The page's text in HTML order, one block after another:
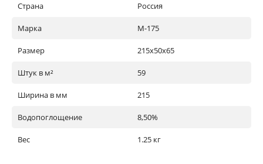
Страна Россия
Марка М-175
Размер 215х50х65
Штук в м² 59
Ширина в мм 215
Водопоглощение 8,50%
Вес 1.25 кг